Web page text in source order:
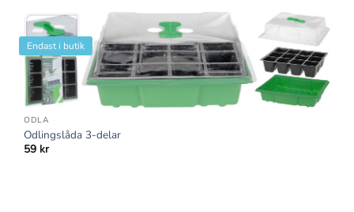
Endast i butik
ODLA
Odlingslåda 3-delar
59 kr